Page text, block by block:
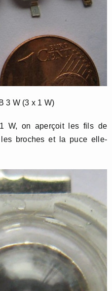
3 W (3 x 1 W)
W, on aperçoit les fils de
broches et la puce elle-